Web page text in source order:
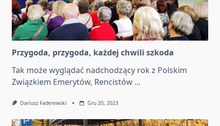
Przygoda, przygoda, każdej chwili szkoda
Tak może wyglądać nadchodzący rok z Polskim
Związkiem Emerytów, Rencistów ...
Dariusz Faderewski Gru 20, 2023